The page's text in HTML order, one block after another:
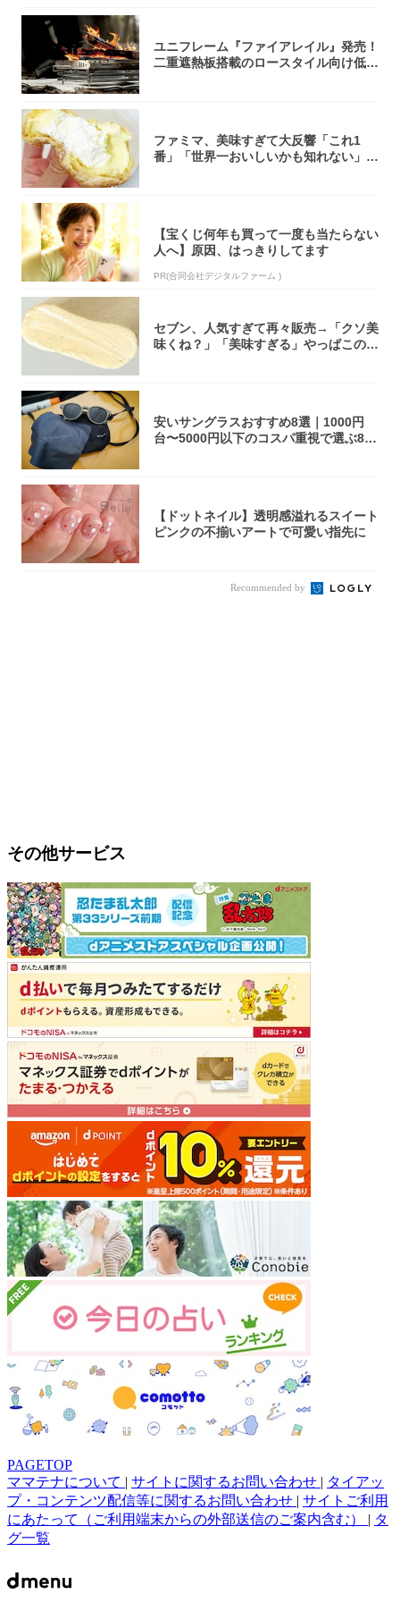
ユニフレーム『ファイアレイル』発売！
二重遮熱板搭載のロースタイル向け低型
ファミマ、美味すぎて大反響「これ1
番」「世界一おいしいかも知れない」
【宝くじ何年も買って一度も当たらない
人へ】原因、はっきりしてます
PR(合同会社デジタルファーム )
セブン、人気すぎて再々販売→「クソ美
味くね？」「美味すぎる」やっぱこのク
安いサングラスおすすめ8選｜1000円
台〜5000円以下のコスパ重視で選ぶ8本
【ドットネイル】透明感溢れるスイート
ピンクの不揃いアートで可愛い指先に
Recommended by
その他サービス
PAGETOP
ママテナについて | サイトに関するお問い合わせ | タイアッ
プ・コンテンツ配信等に関するお問い合わせ | サイトご利用
にあたって（ご利用端末からの外部送信のご案内含む） | タ
グ一覧